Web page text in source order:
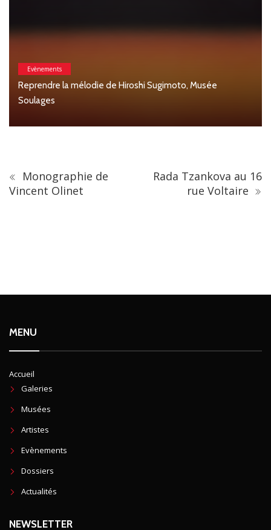
Evènements
Reprendre la mélodie de Hiroshi Sugimoto, Musée
Soulages
Monographie de
Vincent Olinet
Rada Tzankova au 16
rue Voltaire
MENU
Accueil
Galeries
Musées
Artistes
Evènements
Dossiers
Actualités
NEWSLETTER